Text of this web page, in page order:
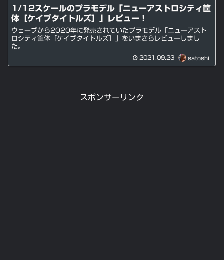
1/12スケールのプラモデル「ニューアストロシティ筐
体［ケイブタイトルズ］」レビュー！
ウェーブから2020年に発売されていたプラモデル「ニューアスト
ロシティ筐体［ケイブタイトルズ］」をいまさらレビューしまし
た。
2021.09.23 satoshi
スポンサーリンク